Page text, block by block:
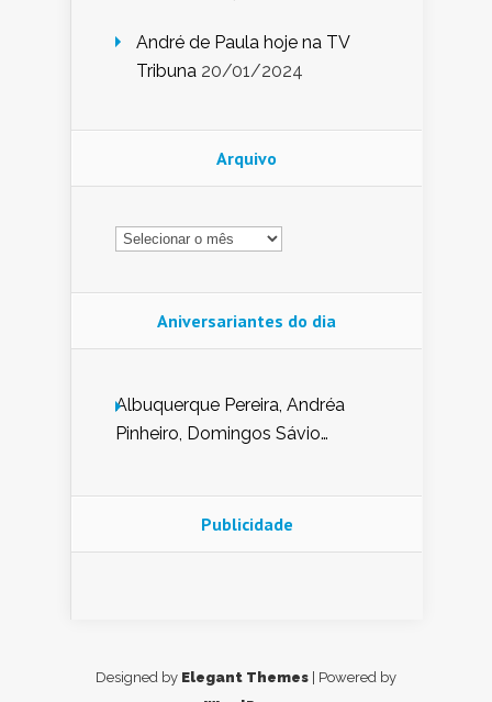
André de Paula hoje na TV
Tribuna 20/01/2024
Arquivo
Arquivo
Aniversariantes do dia
Albuquerque Pereira, Andréa
Pinheiro, Domingos Sávio
Nunes de Sena, Fátima Peixoto,
Glória Pereira, Kátia Mesel,
Publicidade
Designed by Elegant Themes | Powered by